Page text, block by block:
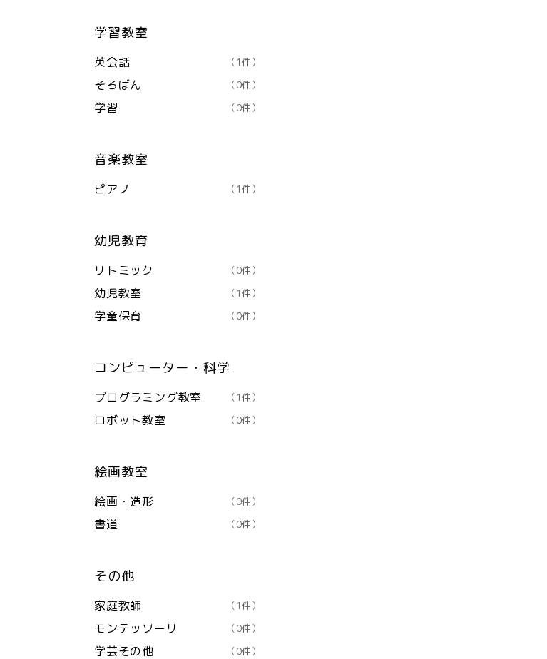
学習教室
英会話 （1件）
そろばん （0件）
学習 （0件）
音楽教室
ピアノ （1件）
幼児教育
リトミック （0件）
幼児教室 （1件）
学童保育 （0件）
コンピューター・科学
プログラミング教室 （1件）
ロボット教室 （0件）
絵画教室
絵画・造形 （0件）
書道 （0件）
その他
家庭教師 （1件）
モンテッソーリ （0件）
学芸その他 （0件）